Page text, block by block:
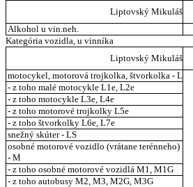
Liptovský Mikuláš
Alkohol u vin.neh.
Kategória vozidla, u vinníka
Liptovský Mikuláš
motocykel, motorová trojkolka, štvorkolka - L
- z toho malé motocykle L1e, L2e
- z toho motocykle L3e, L4e
- z toho motorové trojkolky L5e
- z toho štvorkolky L6e, L7e
snežný skúter - LS
osobné motorové vozidlo (vrátane terénneho)
- M
- z toho osobné motorové vozidlá M1, M1G
- z toho autobusy M2, M3, M2G, M3G